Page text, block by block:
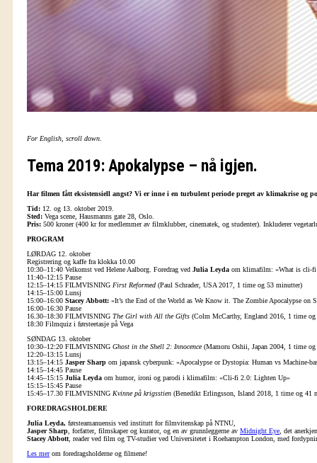
For English, scroll down.
Tema 2019: Apokalypse – nå igjen.
Har filmen fått eksistensiell angst? Vi er inne i en turbulent periode preget av klimakrise og
Tid: 12. og 13. oktober 2019.
Sted: Vega scene, Hausmanns gate 28, Oslo.
Pris: 500 kroner (400 kr for medlemmer av filmklubber, cinematek, og studenter). Inkluderer
PROGRAM
LØRDAG 12. oktober
Registrering og kaffe fra klokka 10.00
10:30–11:40 Velkomst ved Helene Aalborg. Foredrag ved Julia Leyda om klimafilm: «What is cli-fi
11:40–12:15 Pause
12:15–14:15 FILMVISNING First Reformed (Paul Schrader, USA 2017, 1 time og 53 minutter)
14:15–15:00 Lunsj
15:00–16:00 Stacey Abbott: «It’s the End of the World as We Know it. The Zombie Apocalypse on
16:00–16:30 Pause
16.30–18:30 FILMVISNING The Girl with All the Gifts (Colm McCarthy, England 2016, 1 time
18:30 Filmquiz i førsteetasje på Vega
SØNDAG 13. oktober
10:30–12:20 FILMVISNING Ghost in the Shell 2: Innocence(Mamoru Oshii, Japan 2004, 1 time
12:20–13:15 Lunsj
13:15–14:15 Jasper Sharp om japansk cyberpunk: «Apocalypse or Dystopia: Human vs Machine-
14:15–14:45 Pause
14:45–15:15 Julia Leyda om humor, ironi og parodi i klimafilm: «Cli-fi 2.0: Lighten Up»
15:15–15:45 Pause
15:45–17.30 FILMVISNING Kvinne på krigsstien (Benedikt Erlingsson, Island 2018, 1 time og 41
FOREDRAGSHOLDERE
Julia Leyda, førsteamanuensis ved institutt for filmvitenskap på NTNU,
Jasper Sharp , forfatter, filmskaper og kurator, og en av grunnleggerne av Midnight Eye , det
Stacey Abbott , reader ved film og TV-studier ved Universitetet i Roehampton London, med
Les merom foredragsholderne og filmene!